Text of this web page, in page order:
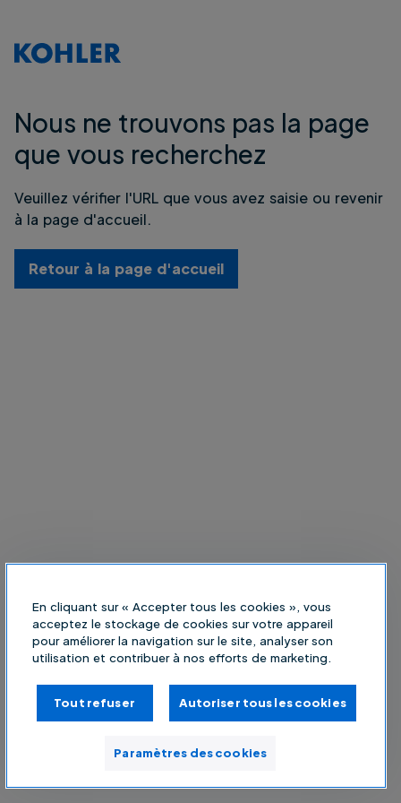
Nous ne trouvons pas la page
que vous recherchez
Veuillez vérifier l'URL que vous avez saisie ou revenir
à la page d'accueil.
Retour à la page d'accueil
En cliquant sur « Accepter tous les cookies », vous
acceptez le stockage de cookies sur votre appareil
pour améliorer la navigation sur le site, analyser son
utilisation et contribuer à nos efforts de marketing.
Tout refuser Autoriser tous les cookies
Paramètres des cookies